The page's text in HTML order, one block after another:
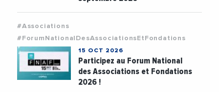
#Associations
#ForumNationalDesAssociationsEtFondations
15 OCT 2026
Participez au Forum National
des Associations et Fondations
2026 !